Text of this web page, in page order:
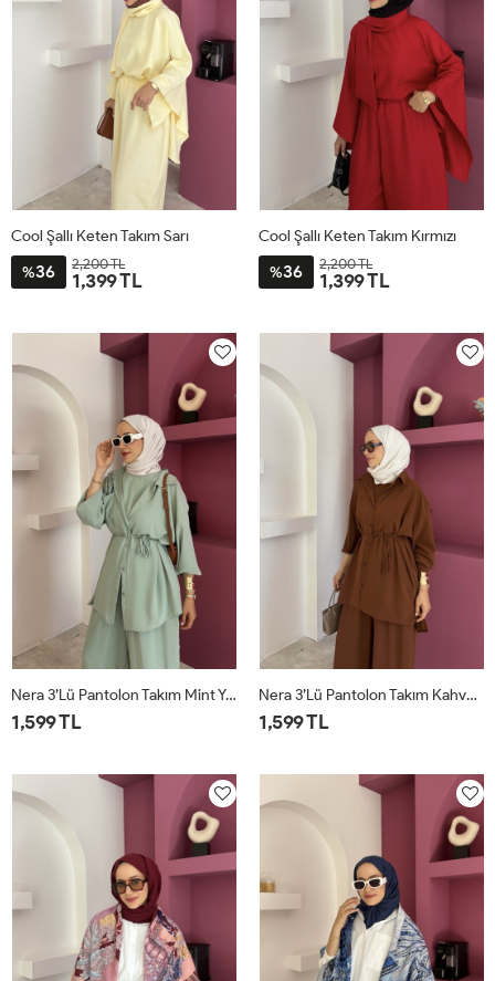
Cool Şallı Keten Takım Sarı
%36 2,200 TL
1,399 TL
Cool Şallı Keten Takım Kırmızı
%36 2,200 TL
1,399 TL
Nera 3’lü Pantolon Takım Mint Yeşili
1,599 TL
Nera 3’lü Pantolon Takım Kahverengi
1,599 TL